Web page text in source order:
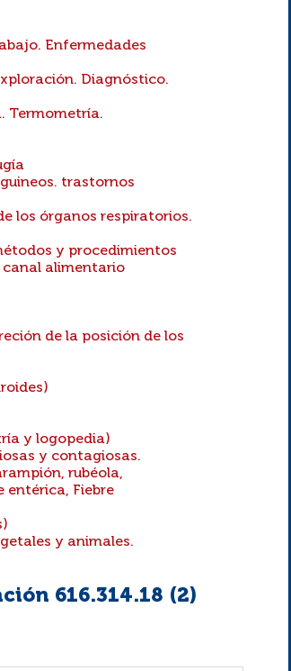
Enfermedades
Diagnóstico.
Termometría.
trastornos
los órganos respiratorios.
y procedimientos
canal alimentario
de la posición de los
y logopedia)
y contagiosas.
rubéola,
entérica, Fiebre
y animales.
616.314.18 (2)